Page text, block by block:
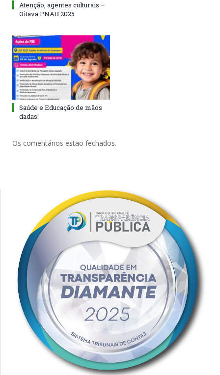
Atenção, agentes culturais –
Oitava PNAB 2025
Saúde e Educação de mãos
dadas!
Os comentários estão fechados.